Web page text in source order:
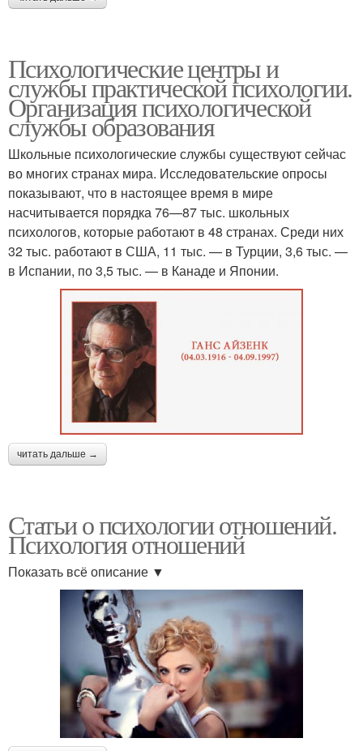
Психологические центры и
службы практической психологии.
Организация психологической
службы образования
Школьные психологические службы существуют сейчас
во многих странах мира. Исследовательские опросы
показывают, что в настоящее время в мире
насчитывается порядка 76—87 тыс. школьных
психологов, которые работают в 48 странах. Среди них
32 тыс. работают в США, 11 тыс. — в Турции, 3,6 тыс. —
в Испании, по 3,5 тыс. — в Канаде и Японии.
читать дальше →
Статьи о психологии отношений.
Психология отношений
Показать всё описание ▼